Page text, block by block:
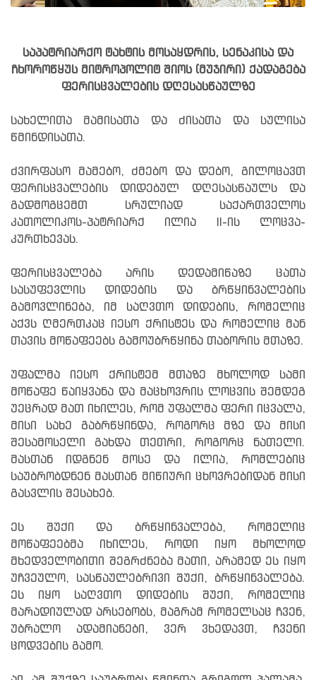
საპატრიარქო ტახტის მოსაყდრის, სენაკისა და
ჩხოროწყუს მიტროპოლიტ შიოს (მუჯირი) ქადაგება
ფერისცვალების დღესასწაულზე
სახელითა მამისათა და ძისათა და სულისა
წმინდისათა.
ძვირფასო მამებო, ძმებო და დებო, გილოცავთ
ფერისცვალების დიდებულ დღესასწაულს და
გადმოგცემთ სრულიად საქართველოს
კათოლიკოს-პატრიარქ ილია II-ის ლოცვა-
კურთხევას.
ფერისცვალება არის დედამიწაზე ცათა
სასუფევლის დიდების და ბრწყინვალების
გამოვლინება, იმ საღვთო დიდების, რომელიც
აქვს ღმერთკაც იესო ქრისტეს და რომელიც მან
თავის მოწაფეებს გამოუბრწყინა თაბორის მთაზე.
უფალმა იესო ქრისტემ მთაზე მხოლოდ სამი
მოწაფე წაიყვანა და მაცხოვრის ლოცვის შემდეგ
უეცრად მათ იხილეს, რომ უფალმა ფერი იცვალა,
მისი სახე გაბრწყინდა, როგორც მზე და მისი
შესამოსელი გახდა თეთრი, როგორც ნათელი.
მასთან იდგნენ მოსე და ილია, რომლებიც
საუბრობდნენ მასთან მიწიური ცხოვრებიდან მისი
გასვლის შესახებ.
ეს შუქი და ბრწყინვალება, რომელიც
მოწაფეებმა იხილეს, როდი იყო მხოლოდ
მხედველობითი შეგრძნება მათი, არამედ ეს იყო
უჩვეულო, სასწაულებრივი შუქი, ბრწყინვალება.
ეს იყო საღვთო დიდების შუქი, რომელიც
მარადიულად არსებობს, მაგრამ რომელსაც ჩვენ,
უბრალო ადამიანები, ვერ ვხედავთ, ჩვენი
ცოდვების გამო.